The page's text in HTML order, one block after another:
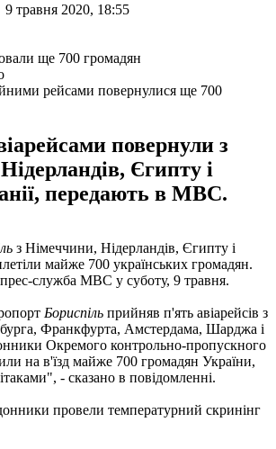
травня 2020, 18:55
рейсами повернулися ще 700
повернули з
Єгипту і
передають в МВС.
з Німеччини, Нідерландів, Єгипту і
майже 700 українських громадян.
прес-служба МВС у суботу, 9 травня.
Бориспіль прийняв п'ять авіарейсів з
Франкфурта, Амстердама, Шарджа і
Окремого контрольно-пропускного
на в'їзд майже 700 громадян України,
- сказано в повідомленні.
провели температурний скринінг